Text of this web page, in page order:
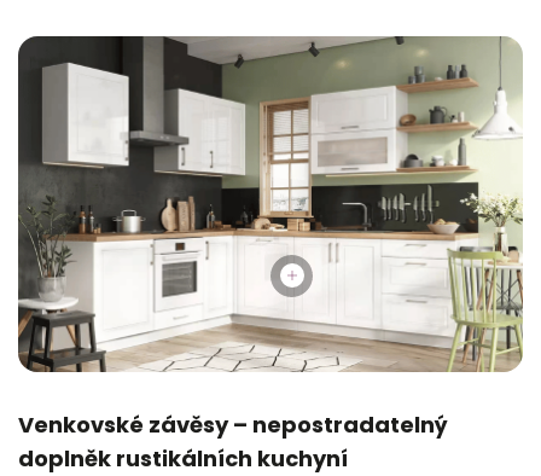
Venkovské závěsy – nepostradatelný
doplněk rustikálních kuchyní